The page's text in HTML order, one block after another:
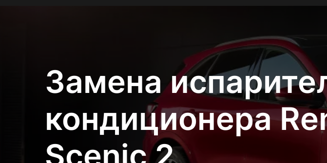
Замена
кондиционера
Scenic 2